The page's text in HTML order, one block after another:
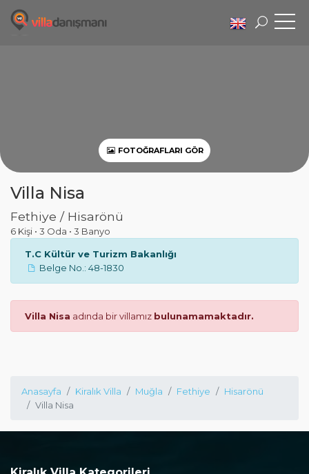
FOTOĞRAFLARI GÖR
Villa Nisa
Fethiye / Hisarönü
6 Kişi • 3 Oda • 3 Banyo
T.C Kültür ve Turizm Bakanlığı
Belge No.: 48-1830
Villa Nisa adında bir villamız bulunamamaktadır.
Anasayfa Kiralık Villa Muğla Fethiye
Hisarönü
Villa Nisa